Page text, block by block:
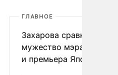
ГЛАВНОЕ
Захарова сравнила
мужество мэра
и премьера Японии